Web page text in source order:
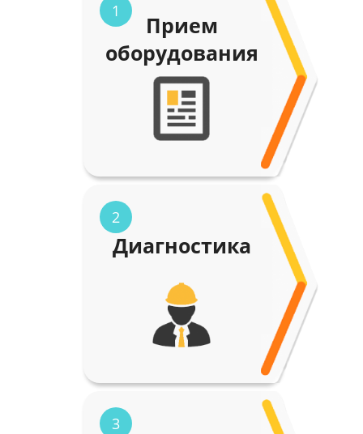
1
Прием
оборудования
2
Диагностика
3